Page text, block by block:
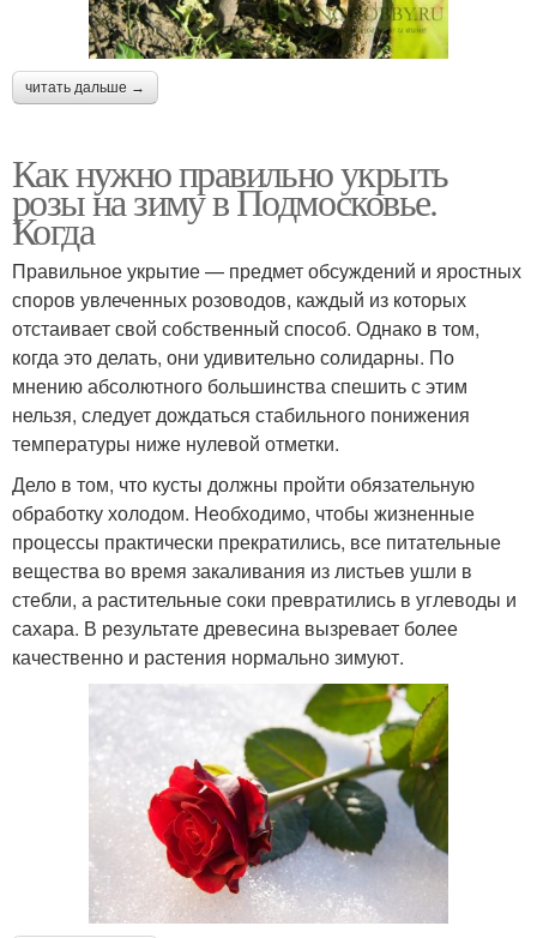
читать дальше →
Как нужно правильно укрыть
розы на зиму в Подмосковье.
Когда
Правильное укрытие — предмет обсуждений и яростных
споров увлеченных розоводов, каждый из которых
отстаивает свой собственный способ. Однако в том,
когда это делать, они удивительно солидарны. По
мнению абсолютного большинства спешить с этим
нельзя, следует дождаться стабильного понижения
температуры ниже нулевой отметки.
Дело в том, что кусты должны пройти обязательную
обработку холодом. Необходимо, чтобы жизненные
процессы практически прекратились, все питательные
вещества во время закаливания из листьев ушли в
стебли, а растительные соки превратились в углеводы и
сахара. В результате древесина вызревает более
качественно и растения нормально зимуют.